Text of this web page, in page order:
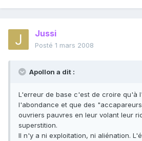
Jussi
Posté 1 mars 2008
Apollon a dit :
L'erreur de base c'est de croire qu'à
l'abondance et que des
ouvriers pauvres en leur volant leur
superstition.
Il n'y a ni exploitation, ni aliénation.